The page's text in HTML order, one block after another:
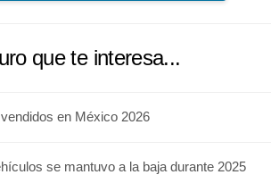
que te interesa...
en México 2026
se mantuvo a la baja durante 2025